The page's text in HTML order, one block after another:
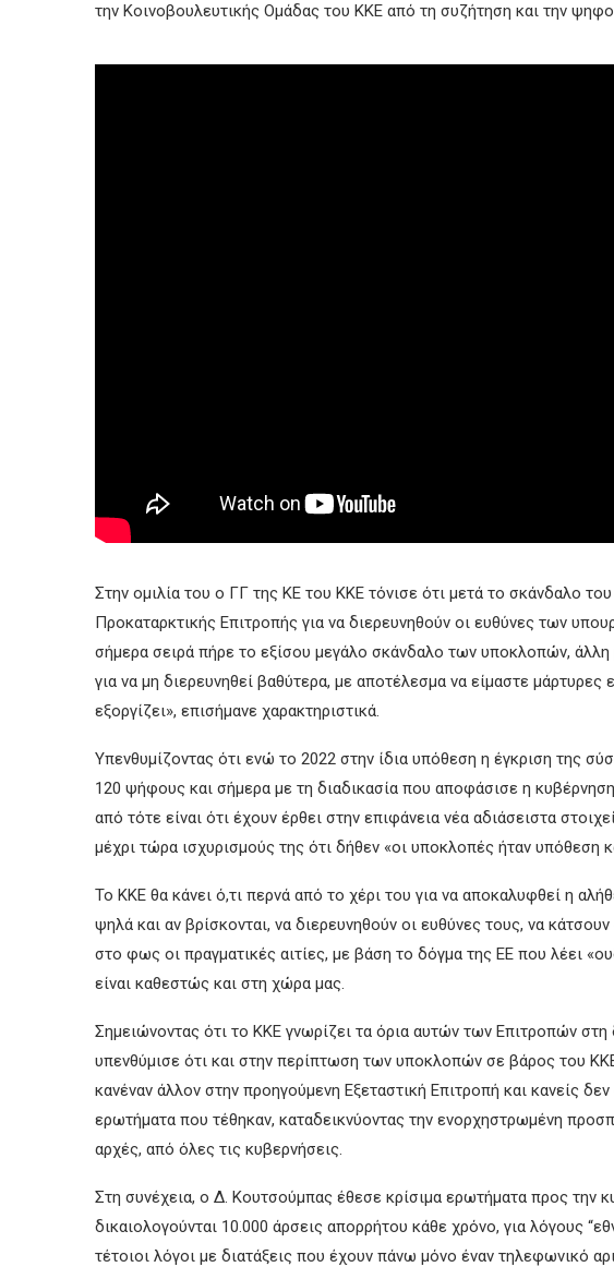
την Κοινοβουλευτικής Ομάδας του ΚΚΕ από τη συζήτηση και την
Στην ομιλία του ο ΓΓ της ΚΕ του ΚΚΕ τόνισε ότι μετά το σκάνδαλο
Προκαταρκτικής Επιτροπής για να διερευνηθούν οι ευθύνες των
σήμερα σειρά πήρε το εξίσου μεγάλο σκάνδαλο των υποκλοπών,
για να μη διερευνηθεί βαθύτερα, με αποτέλεσμα να είμαστε
εξοργίζει», επισήμανε χαρακτηριστικά.
Υπενθυμίζοντας ότι ενώ το 2022 στην ίδια υπόθεση η έγκριση της
120 ψήφους και σήμερα με τη διαδικασία που αποφάσισε η
από τότε είναι ότι έχουν έρθει στην επιφάνεια νέα αδιάσειστα
μέχρι τώρα ισχυρισμούς της ότι δήθεν «οι υποκλοπές ήταν υπόθεση
Το ΚΚΕ θα κάνει ό,τι περνά από το χέρι του για να αποκαλυφθεί η
ψηλά και αν βρίσκονται, να διερευνηθούν οι ευθύνες τους, να
στο φως οι πραγματικές αιτίες, με βάση το δόγμα της ΕΕ που λέει
είναι καθεστώς και στη χώρα μας.
Σημειώνοντας ότι το ΚΚΕ γνωρίζει τα όρια αυτών των Επιτροπών στη
υπενθύμισε ότι και στην περίπτωση των υποκλοπών σε βάρος του
κανέναν άλλον στην προηγούμενη Εξεταστική Επιτροπή και κανείς
ερωτήματα που τέθηκαν, καταδεικνύοντας την ενορχηστρωμένη
αρχές, από όλες τις κυβερνήσεις.
Στη συνέχεια, ο Δ. Κουτσούμπας έθεσε κρίσιμα ερωτήματα προς την
δικαιολογούνται 10.000 άρσεις απορρήτου κάθε χρόνο, για λόγους
τέτοιοι λόγοι με διατάξεις που έχουν πάνω μόνο έναν τηλεφωνικό